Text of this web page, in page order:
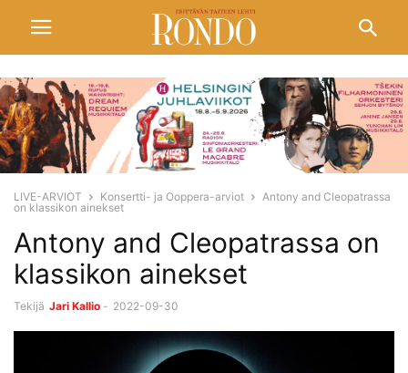
LIVE-ARVIOT Konsertti- ja Ooppera-arviot
Antony and Cleopatrassa
on klassikon ainekset
Antony and Cleopatrassa on
klassikon ainekset
Tekijä Jari Kallio - 2022-09-30